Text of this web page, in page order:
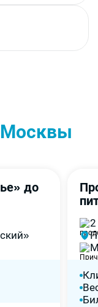
Москвы
4,7до
-
2